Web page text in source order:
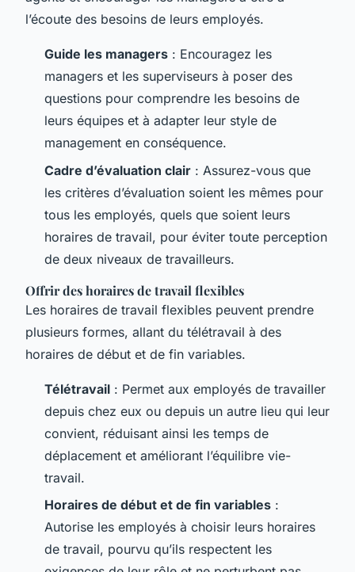
l’écoute des besoins de leurs employés.
Guide les managers : Encouragez les
managers et les superviseurs à poser des
questions pour comprendre les besoins de
leurs équipes et à adapter leur style de
management en conséquence.
Cadre d’évaluation clair : Assurez-vous que
les critères d’évaluation soient les mêmes pour
tous les employés, quels que soient leurs
horaires de travail, pour éviter toute perception
de deux niveaux de travailleurs.
Offrir des horaires de travail flexibles
Les horaires de travail flexibles peuvent prendre
plusieurs formes, allant du télétravail à des
horaires de début et de fin variables.
Télétravail : Permet aux employés de travailler
depuis chez eux ou depuis un autre lieu qui leur
convient, réduisant ainsi les temps de
déplacement et améliorant l’équilibre vie-
travail.
Horaires de début et de fin variables :
Autorise les employés à choisir leurs horaires
de travail, pourvu qu’ils respectent les